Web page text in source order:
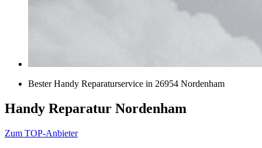
Bester Handy Reparaturservice in 26954 Nordenham
Handy Reparatur Nordenham
Zum TOP-Anbieter